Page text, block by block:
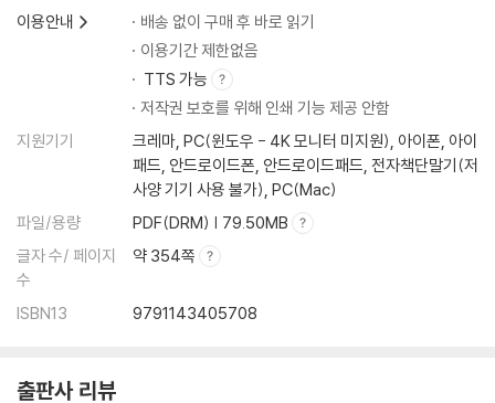
이용안내
배송 없이 구매 후 바로 읽기
이용기간 제한없음
TTS 가능
저작권 보호를 위해 인쇄 기능 제공 안함
지원기기
크레마, PC(윈도우 - 4K 모니터 미지원), 아이폰, 아이
패드, 안드로이드폰, 안드로이드패드, 전자책단말기(저
사양 기기 사용 불가), PC(Mac)
파일/용량
PDF(DRM) | 79.50MB
글자 수/ 페이지
수
약 354쪽
ISBN13 9791143405708
출판사 리뷰